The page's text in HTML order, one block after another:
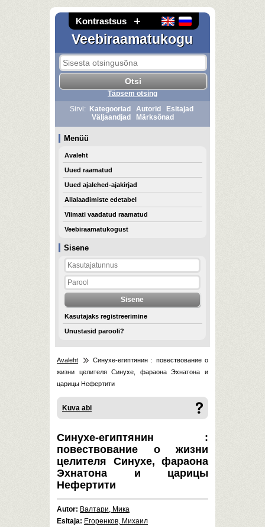
Kontrastsus
Veebiraamatukogu
Sisene
Kasutajaks registreerimine
Unustasid parooli?
Täpsem otsing
Sirvi:
Kategooriad Autorid
Esitajad
Väljaandjad
Märksõnad
Menüü
Avaleht
Uued raamatud
Uued ajalehed-ajakirjad
Allalaadimiste edetabel
Viimati vaadatud raamatud
Veebiraamatukogust
Avaleht
Синухе-египтянин : повествование о
жизни целителя Синухе, фараона Эхнатона и
царицы Нефертити
Kuva abi
Синухе-египтянин :
повествование о жизни
целителя Синухе, фараона
Эхнатона и царицы
Нефертити
Autor: Валтари, Мика
Esitaja: Егоренков, Михаил